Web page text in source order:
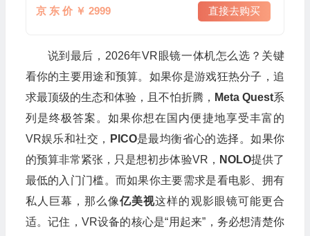
京 东 价 ￥ 2999 直接去购买
说到最后，2026年VR眼镜一体机怎么选？关键
看你的主要用途和预算。如果你是游戏狂热分子，追
求最顶级的生态和体验，且不怕折腾， Meta Quest系
列是终极答案。如果你想在国内便捷地享受丰富的
VR娱乐和社交，
PICO是最均衡省心的选择。如果你
的预算非常紧张，只是想初步体验VR， NOLO提供了
最低的入门门槛。而如果你主要需求是看电影、拥有
私人巨幕，那么像亿美视这样的观影眼镜可能更合
适。记住，VR设备的核心是“用起来”，务必想清楚你
💰